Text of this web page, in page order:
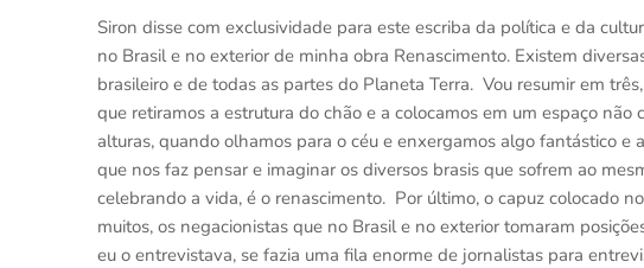
Siron disse com exclusividade para este escriba da política e da
no Brasil e no exterior de minha obra Renascimento. Existem
brasileiro e de todas as partes do Planeta Terra. Vou resumir em
que retiramos a estrutura do chão e a colocamos em um espaço
alturas, quando olhamos para o céu e enxergamos algo fantástico
que nos faz pensar e imaginar os diversos brasis que sofrem ao
celebrando a vida, é o renascimento. Por último, o capuz colocado
muitos, os negacionistas que no Brasil e no exterior tomaram
eu o entrevistava, se fazia uma fila enorme de jornalistas para